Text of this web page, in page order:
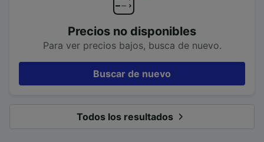
Precios no disponibles
Para ver precios bajos, busca de nuevo.
Buscar de nuevo
Todos los resultados